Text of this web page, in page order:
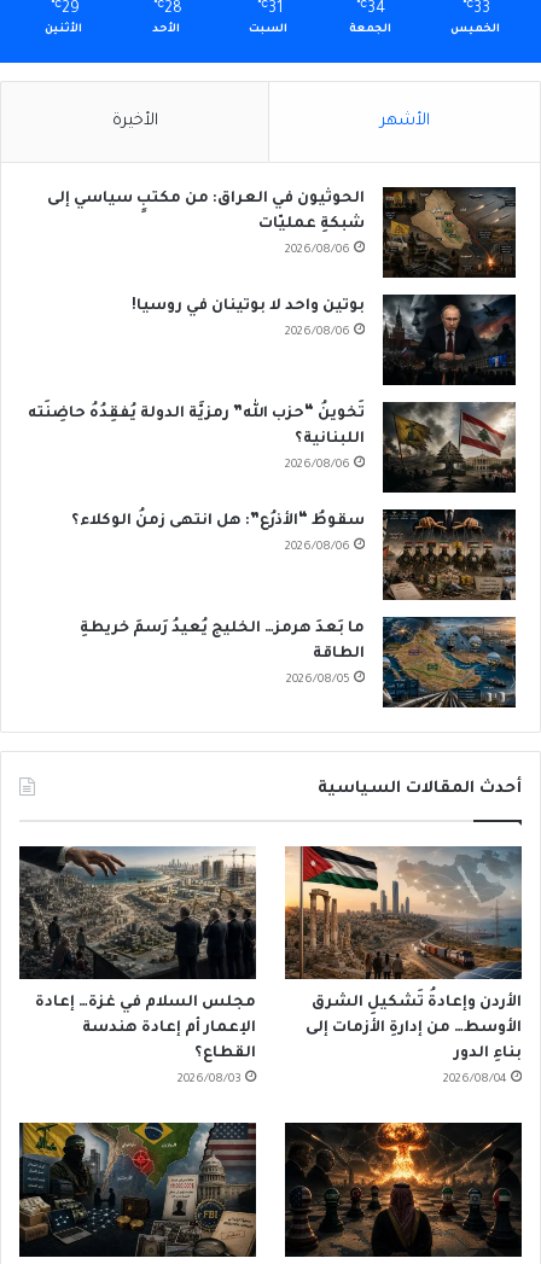
33
℃
الخميس
34
℃
الجمعة
31
℃
السبت
28
℃
الأحد
29
℃
الأثنين
الأشهر الأخيرة
الحوثيون في العراق: من مكتبٍ سياسي إلى
شبكةِ عمليّات
2026/08/06
بوتين واحد لا بوتينان في روسيا!
2026/08/06
تَخوينُ “حزب الله” رمزيَّة الدولة يُفقِدُهُ حاضِنَته
اللبنانية؟
2026/08/06
سقوطُ “الأذرُع”: هل انتهى زمنُ الوكلاء؟
2026/08/06
ما بَعدَ هرمز… الخليج يُعيدُ رَسمَ خريطةِ
الطاقة
2026/08/05
أحدث المقالات السياسية
الأردن وإعادةُ تَشكيلِ الشرق
الأوسط… من إدارةِ الأزمات إلى
بناءِ الدور
2026/08/04
مجلس السلام في غزة… إعادة
الإعمار أم إعادة هندسة
القطاع؟
2026/08/03